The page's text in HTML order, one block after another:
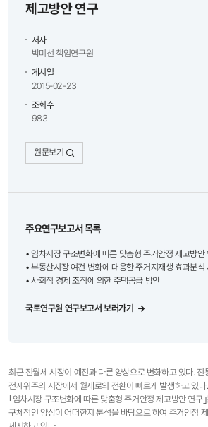
제고방안 연구
저자
박미선 책임연구원
게시일
2015-02-23
조회수
983
원문보기
주요연구보고서 목록
• 임차시장 구조변화에 따른 맞춤형 주거안정 제고방안
• 부동산시장 여건 변화에 대응한 주거지재생 효과분석
• 사회적 경제 조직에 의한 주택공급 방안
국토연구원 연구보고서 보러가기
최근 전월세 시장이 예전과 다른 양상으로 변화하고 있다. 전
전세위주의 시장에서 월세로의 전환이 빠르게 발생하고 있
｢임차시장 구조변화에 따른 맞춤형 주거안정 제고방안 연구
구체적인 양상이 어떠한지 분석을 바탕으로 하여 주거안정